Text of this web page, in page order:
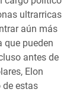
ultrarricas
aún más
que pueden
antes de
Elon
de estas